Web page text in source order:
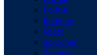
Politik
Religion
Sport
Sprachen